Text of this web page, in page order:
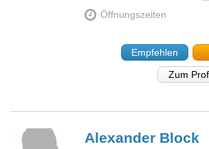
Öffnungszeiten
Empfehlen
Zum
Alexander Block